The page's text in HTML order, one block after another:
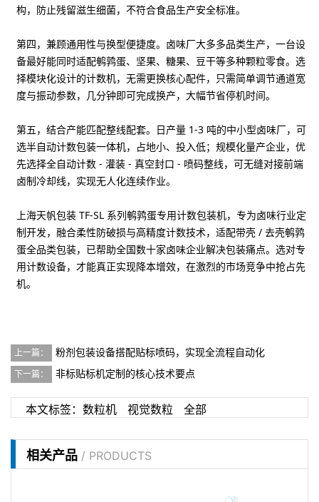
构，防止残留滋生细菌，不符合食品生产安全标准。
第四，兼顾通用性与换型便捷度。卤味厂大多多品类生产，一台设
备最好能同时适配鹌鹑蛋、坚果、糖果、豆干等多种颗粒零食。选
择模块化设计的计数机，无需更换核心配件，只需简单调节通道宽
度与振动参数，几分钟即可完成换产，大幅节省停机时间。
第五，结合产能匹配整线配套。日产量 1-3 吨的中小型卤味厂，可
选半自动计数包装一体机，占地小、投入低；规模化量产企业，优
先选择全自动计数 - 灌装 - 真空封口 - 喷码整线，可无缝对接前端
卤制冷却线，实现无人化连续作业。
上海天帆包装 TF-SL 系列鹌鹑蛋专用计数包装机，专为卤味行业定
制开发，融合柔性防破损与高精度计数技术，适配带壳 / 去壳鹌鹑
蛋全品类包装，已帮助全国数十家卤味企业解决包装痛点。选对专
用计数设备，才能真正实现降本增效，在激烈的市场竞争中抢占先
机。
上一篇： 粉剂包装设备搭配贴标喷码，实现全流程自动化
下一篇： 非标贴标机定制的核心技术要点​
本文标签： 数粒机 视觉数粒 全部
相关产品 / PRODUCTS